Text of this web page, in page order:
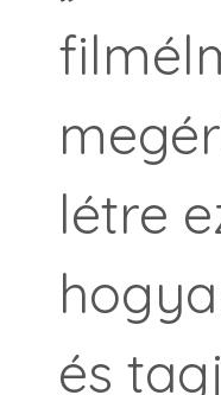
létre
és